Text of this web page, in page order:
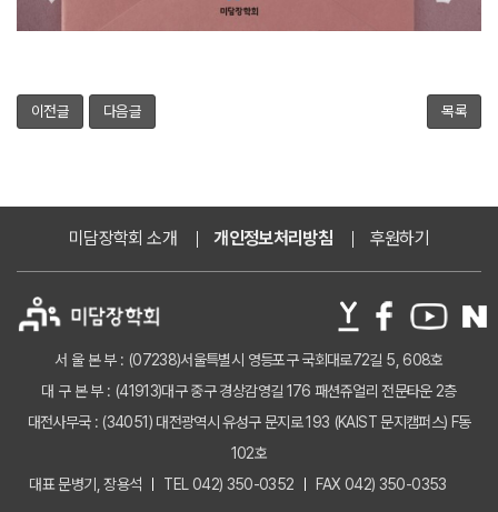
이전글 다음글 목록
미담장학회 소개 개인정보처리방침 후원하기
서 울 본 부 : (07238)서울특별시 영등포구 국회대로72길 5, 608호
대 구 본 부 : (41913)대구 중구 경상감영길 176 패션쥬얼리 전문타운 2층
대전사무국 : (34051) 대전광역시 유성구 문지로 193 (KAIST 문지캠퍼스) F동
102호
대표 문병기, 장용석
TEL 042) 350-0352 FAX 042) 350-0353